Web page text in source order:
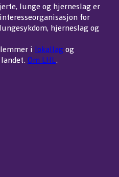
lunge og hjerneslag er
for
hjerneslag og
i lokallagog
Om LHL.